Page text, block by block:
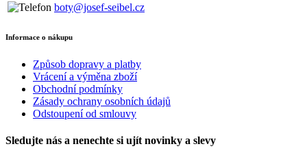
boty@josef-seibel.cz
Informace o nákupu
Způsob dopravy a platby
Vrácení a výměna zboží
Obchodní podmínky
Zásady ochrany osobních údajů
Odstoupení od smlouvy
Sledujte nás a nenechte si ujít novinky a slevy